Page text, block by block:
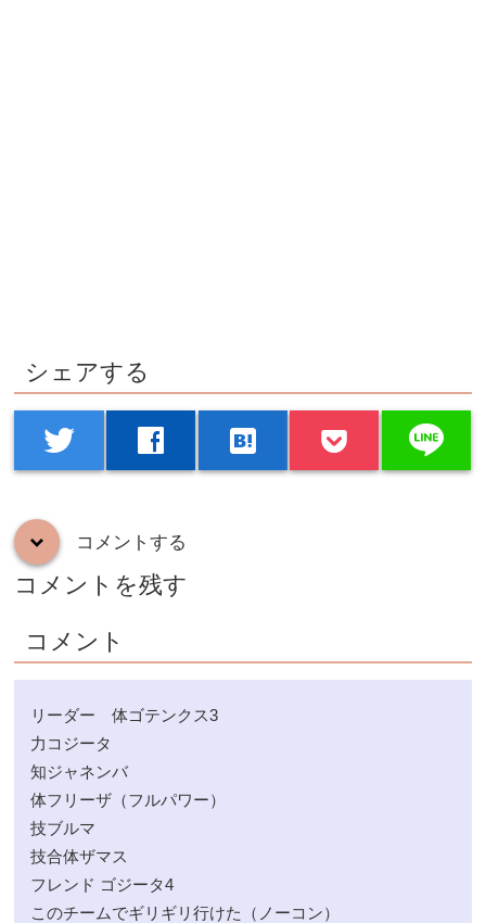
シェアする
twitter facebook hatenabookmark line
down コメントする
コメントを残す
コメント
リーダー 体ゴテンクス3
力コジータ
知ジャネンバ
体フリーザ（フルパワー）
技ブルマ
技合体ザマス
フレンド ゴジータ4
このチームでギリギリ行けた（ノーコン）